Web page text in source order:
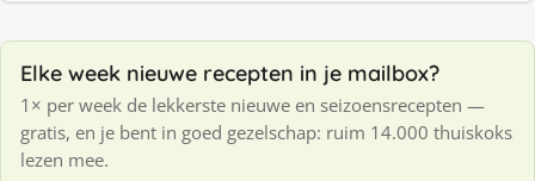
Elke week nieuwe recepten in je mailbox?
1× per week de lekkerste nieuwe en seizoensrecepten —
gratis, en je bent in goed gezelschap: ruim 14.000 thuiskoks
lezen mee.